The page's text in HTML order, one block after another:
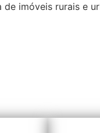
imóveis rurais e